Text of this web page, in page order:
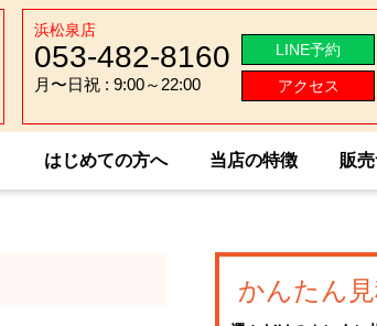
浜松泉店
053-482-8160
月〜日祝 : 9:00～22:00
LINE予約
アクセス
はじめての方へ 当店の特徴 販
かんたん見